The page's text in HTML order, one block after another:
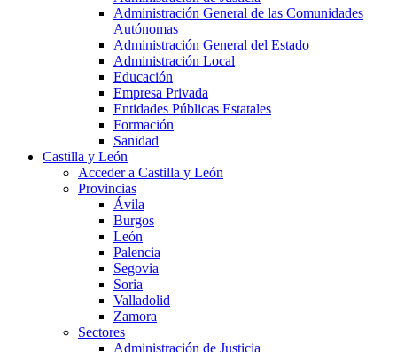
Administración General de las Comunidades
Autónomas
Administración General del Estado
Administración Local
Educación
Empresa Privada
Entidades Públicas Estatales
Formación
Sanidad
Castilla y León
Acceder a Castilla y León
Provincias
Ávila
Burgos
León
Palencia
Segovia
Soria
Valladolid
Zamora
Sectores
Administración de Justicia